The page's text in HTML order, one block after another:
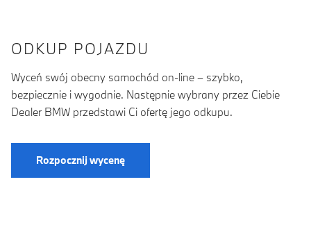
ODKUP POJAZDU
Wyceń swój obecny samochód on-line – szybko,
bezpiecznie i wygodnie. Następnie wybrany przez Ciebie
Dealer BMW przedstawi Ci ofertę jego odkupu.
Rozpocznij wycenę